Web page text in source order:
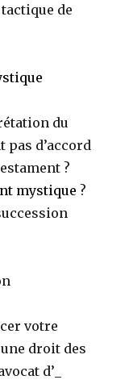
de
du
d’accord
?
mystique ?
votre
droit des
d’_